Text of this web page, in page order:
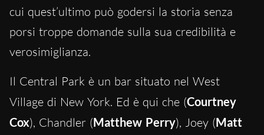
cui quest’ultimo può godersi la storia senza
porsi troppe domande sulla sua credibilità e
verosimiglianza.
Il Central Park è un bar situato nel West
Village di New York. Ed è qui che (Courtney
Cox), Chandler (Matthew Perry), Joey (Matt